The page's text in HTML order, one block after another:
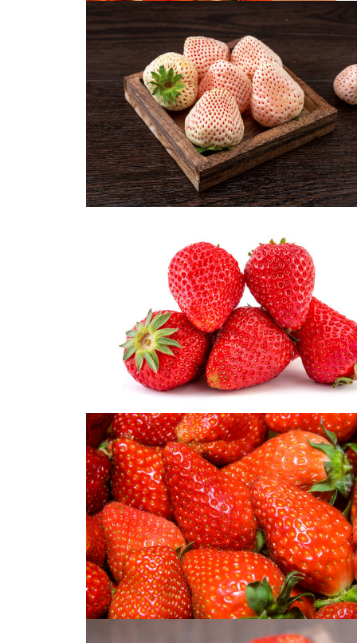
草莓拍摄
水果草莓